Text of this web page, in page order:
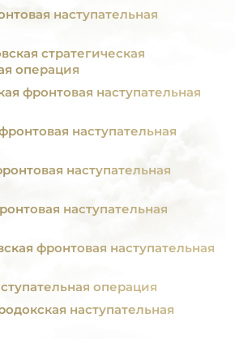
наступательная
стратегическая
операция
фронтовая наступательная
наступательная
наступательная
наступательная
фронтовая наступательная
операция
наступательная